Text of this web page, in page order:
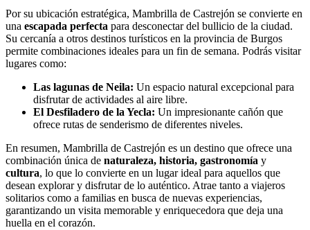
Por su ubicación estratégica, Mambrilla de Castrejón se convierte en
una escapada perfecta para desconectar del bullicio de la ciudad.
Su cercanía a otros destinos turísticos en la provincia de Burgos
permite combinaciones ideales para un fin de semana. Podrás visitar
lugares como:
Las lagunas de Neila: Un espacio natural excepcional para
disfrutar de actividades al aire libre.
El Desfiladero de la Yecla: Un impresionante cañón que
ofrece rutas de senderismo de diferentes niveles.
En resumen, Mambrilla de Castrejón es un destino que ofrece una
combinación única de naturaleza, historia, gastronomía y
cultura, lo que lo convierte en un lugar ideal para aquellos que
desean explorar y disfrutar de lo auténtico. Atrae tanto a viajeros
solitarios como a familias en busca de nuevas experiencias,
garantizando un visita memorable y enriquecedora que deja una
huella en el corazón.